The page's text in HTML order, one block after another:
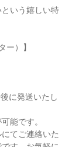
いう嬉しい特
ー）】
に発送いたし
能です。
てご連絡いた